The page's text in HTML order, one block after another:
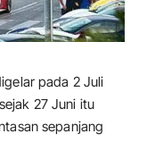
pada 2 Juli
27 Juni itu
sepanjang